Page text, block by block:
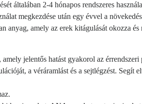
általában 2-4 hónapos rendszeres
megkezdése után egy évvel a
amely az erek kitágulását okozza
jelentős hatást gyakorol az
a véráramlást és a sejtlégzést. Segít